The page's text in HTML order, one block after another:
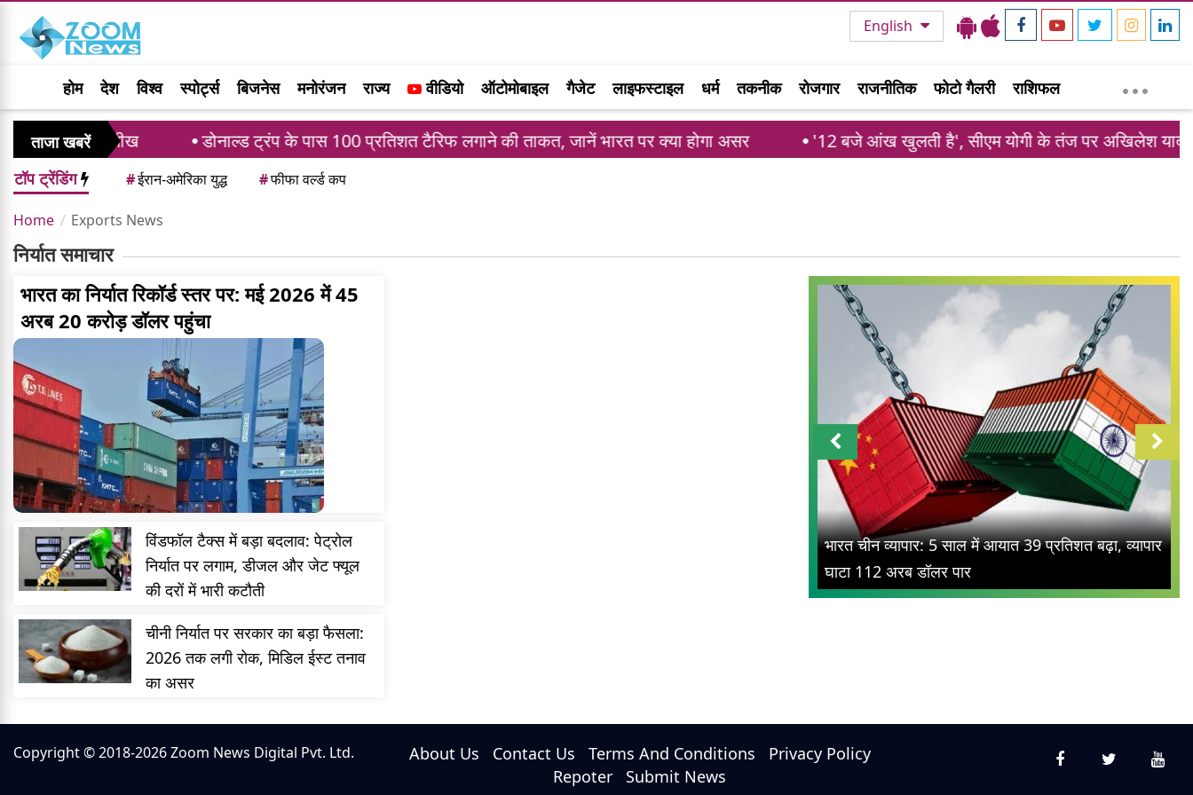
English
होम देश विश्व स्पोर्ट्स बिजनेस मनोरंजन राज्य वीडियो ऑटोमोबाइल गैजेट लाइफस्टाइल धर्म तकनीक रोजगार राजनीतिक फोटो गैलरी राशिफल
ताजा खबरें
दी भविष्य की सीख डोनाल्ड ट्रंप के पास 100 प्रतिशत टैरिफ लगाने की ताकत, जानें भारत पर क्या होगा असर '12 बजे आंख खुलती है', सीएम योगी के तंज पर अखिलेश यादव
टॉप ट्रेंडिंग #ईरान-अमेरिका युद्ध #फीफा वर्ल्ड कप
Home Exports News
निर्यात समाचार
भारत का निर्यात रिकॉर्ड स्तर पर: मई 2026 में 45
अरब 20 करोड़ डॉलर पहुंचा
विंडफॉल टैक्स में बड़ा बदलाव: पेट्रोल
निर्यात पर लगाम, डीजल और जेट फ्यूल
की दरों में भारी कटौती
चीनी निर्यात पर सरकार का बड़ा फैसला:
2026 तक लगी रोक, मिडिल ईस्ट तनाव
का असर
भारत चीन व्यापार: 5 साल में आयात 39 प्रतिशत बढ़ा, व्यापार
घाटा 112 अरब डॉलर पार
Copyright © 2018-2026 Zoom News Digital Pvt. Ltd. About Us Contact Us Terms And Conditions
Privacy Policy
Repoter
Submit News